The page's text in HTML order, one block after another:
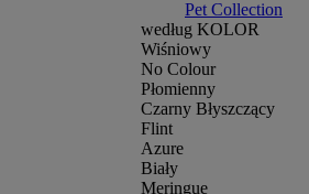
Pet Collection
według KOLOR
Wiśniowy
No Colour
Płomienny
Czarny Błyszczący
Flint
Azure
Biały
Meringue